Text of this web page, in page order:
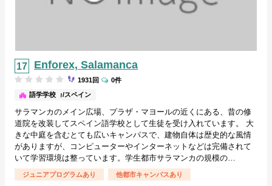
Enforex, Salamanca
サラマンカ/スペイン
語学学校
1931回 0件
サラマンカのメイン広場、プラザ・マヨールの近くにある、昔の修
道院を改装してスペイン語学校として生徒を受け入れています。 大
きな中庭を含むとても広いキャンパスで、建物自体は歴史的な風情
がありますが、コンピューターやインターネットなどは完備されて
いて学習環境は整っています。学生都市サラマンカの規模の…
ジュニアプログラムあり 他都市キャンパスあり